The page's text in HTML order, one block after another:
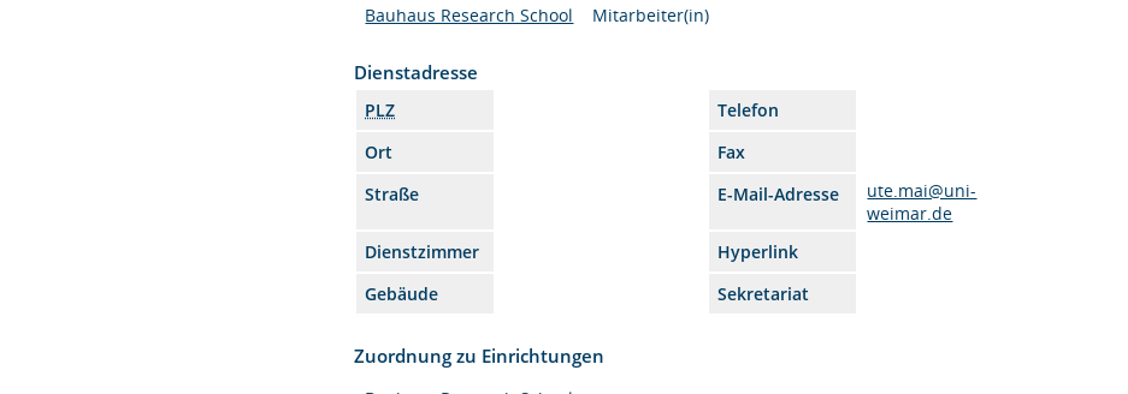
Bauhaus Research School
Mitarbeiter(in)
Dienstadresse
PLZ
Telefon
Ort
Fax
Straße
E-Mail-Adresse
ute.mai@uni-
weimar.de
Dienstzimmer
Hyperlink
Gebäude
Sekretariat
Zuordnung zu Einrichtungen